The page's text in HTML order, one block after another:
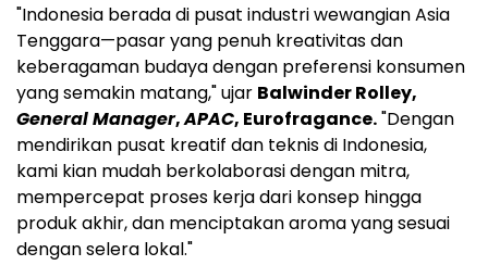
"Indonesia berada di pusat industri wewangian Asia
Tenggara—pasar yang penuh kreativitas dan
keberagaman budaya dengan preferensi konsumen
yang semakin matang," ujar Balwinder Rolley,
General Manager,APAC, Eurofragance."Dengan
mendirikan pusat kreatif dan teknis di Indonesia,
kami kian mudah berkolaborasi dengan mitra,
mempercepat proses kerja dari konsep hingga
produk akhir, dan menciptakan aroma yang sesuai
dengan selera lokal."